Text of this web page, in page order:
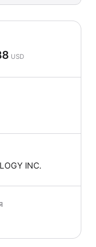
USD
INC.